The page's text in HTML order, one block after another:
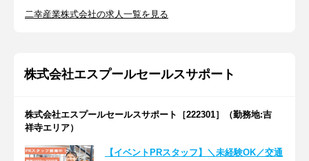
二幸産業株式会社の求人一覧を見る
株式会社エスプールセールスサポート
株式会社エスプールセールスサポート［222301］（勤務地:吉
祥寺エリア）
【イベントPRスタッフ】＼未経験OK／交通